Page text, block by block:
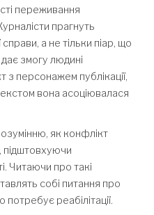
переживання
прагнуть
а не тільки піар, що
змогу людині
з персонажем публікації,
вона асоціювалася
як конфлікт
підштовхуючи
Читаючи про такі
собі питання про
реабілітації.